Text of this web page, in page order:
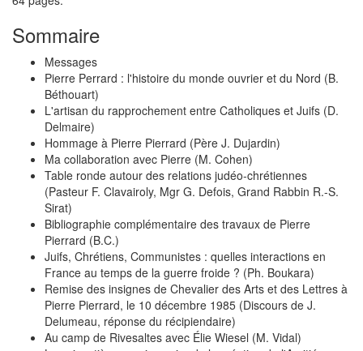
Sommaire
Messages
Pierre Perrard : l'histoire du monde ouvrier et du Nord (B.
Béthouart)
L'artisan du rapprochement entre Catholiques et Juifs (D.
Delmaire)
Hommage à Pierre Pierrard (Père J. Dujardin)
Ma collaboration avec Pierre (M. Cohen)
Table ronde autour des relations judéo-chrétiennes
(Pasteur F. Clavairoly, Mgr G. Defois, Grand Rabbin R.-S.
Sirat)
Bibliographie complémentaire des travaux de Pierre
Pierrard (B.C.)
Juifs, Chrétiens, Communistes : quelles interactions en
France au temps de la guerre froide ? (Ph. Boukara)
Remise des insignes de Chevalier des Arts et des Lettres à
Pierre Pierrard, le 10 décembre 1985 (Discours de J.
Delumeau, réponse du récipiendaire)
Au camp de Rivesaltes avec Élie Wiesel (M. Vidal)